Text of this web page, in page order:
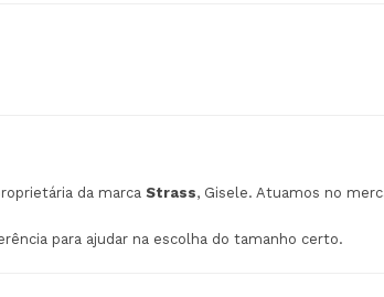
da marca Strass, Gisele. Atuamos no
para ajudar na escolha do tamanho certo.